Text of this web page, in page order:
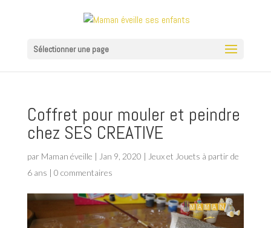
Sélectionner une page
Coffret pour mouler et peindre
chez SES CREATIVE
par Maman éveille | Jan 9, 2020 | Jeux et Jouets à partir de
6 ans | 0 commentaires